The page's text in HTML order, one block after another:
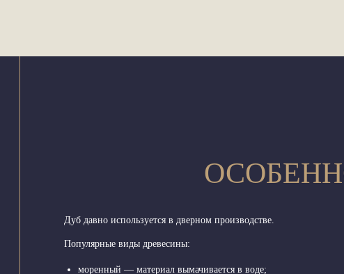
Дуб давно используется в дверном производстве.
Популярные виды древесины:
моренный — материал вымачивается в воде;